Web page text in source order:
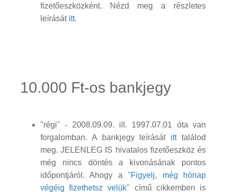
fizetőeszközként. Nézd meg a részletes
leírását itt.
10.000 Ft-os bankjegy
"régi" - 2008.09.09. ill. 1997.07.01 óta van
forgalomban. A bankjegy leírását itttalálod
meg. JELENLEG IS hivatalos fizetőeszköz és
még nincs döntés a kivonásának pontos
időpontjáról. Ahogy a"Figyelj, még hónap
végéig fizethetsz velük" című cikkemben is